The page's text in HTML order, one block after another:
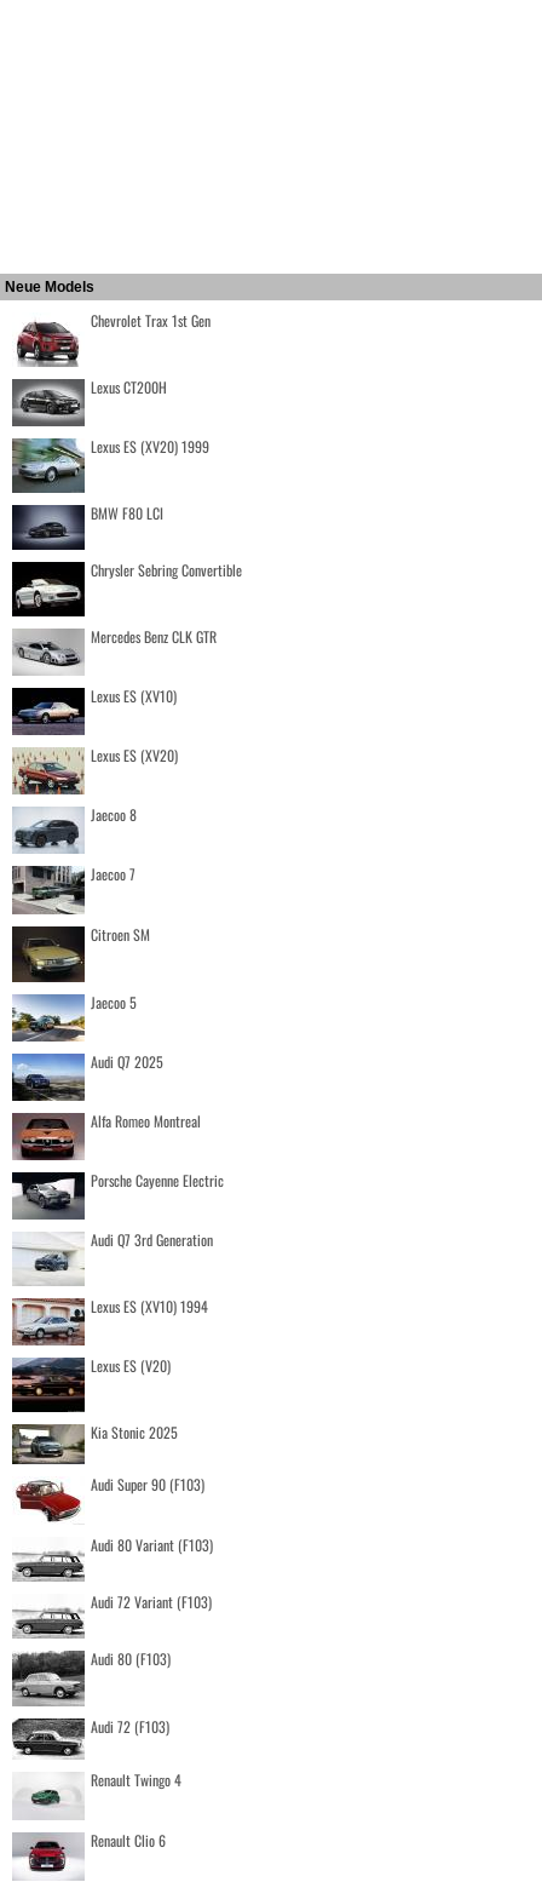
Neue Models
Chevrolet Trax 1st Gen
Lexus CT200H
Lexus ES (XV20) 1999
BMW F80 LCI
Chrysler Sebring Convertible
Mercedes Benz CLK GTR
Lexus ES (XV10)
Lexus ES (XV20)
Jaecoo 8
Jaecoo 7
Citroen SM
Jaecoo 5
Audi Q7 2025
Alfa Romeo Montreal
Porsche Cayenne Electric
Audi Q7 3rd Generation
Lexus ES (XV10) 1994
Lexus ES (V20)
Kia Stonic 2025
Audi Super 90 (F103)
Audi 80 Variant (F103)
Audi 72 Variant (F103)
Audi 80 (F103)
Audi 72 (F103)
Renault Twingo 4
Renault Clio 6